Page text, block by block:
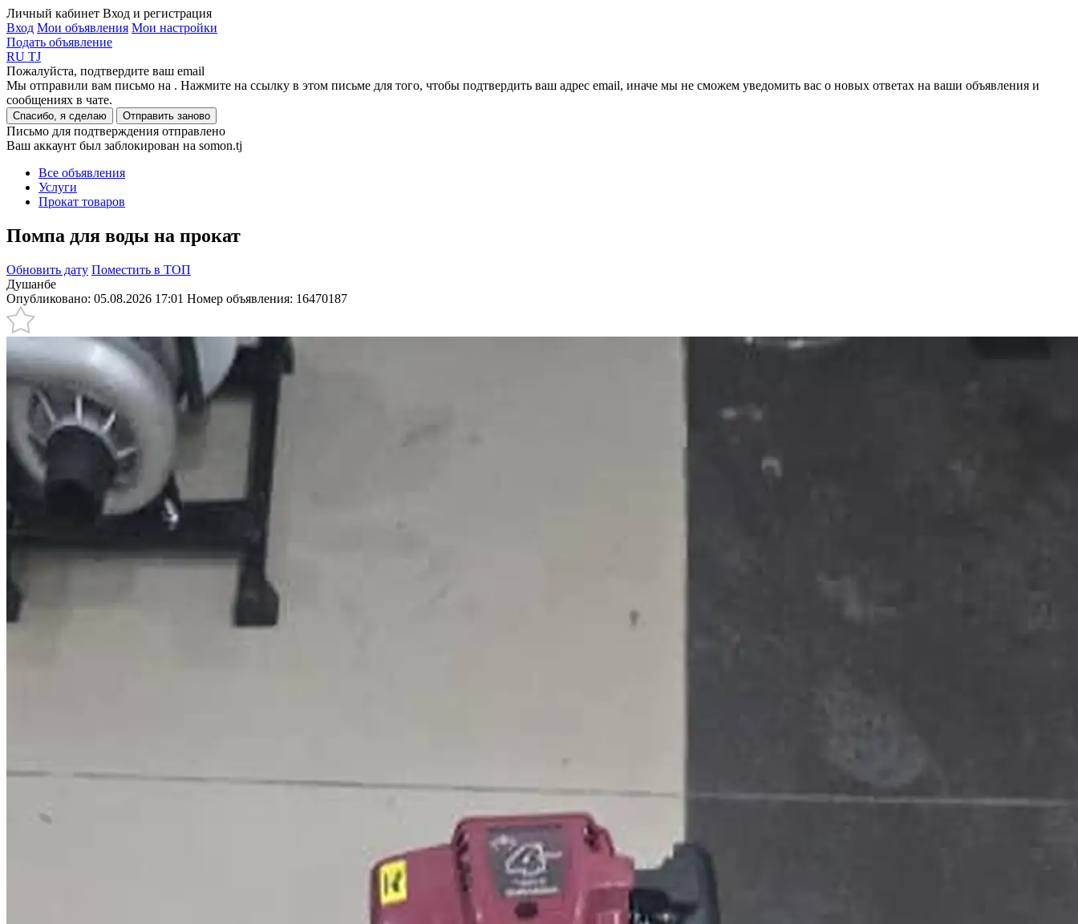
Личный кабинет Вход и регистрация
Вход Мои объявления Мои настройки
Подать объявление
RU TJ
Пожалуйста, подтвердите ваш email
Мы отправили вам письмо на . Нажмите на ссылку в этом письме для того, чтобы подтвердить ваш адрес email, иначе мы не сможем уведомить вас о новых ответах на ваши объявления и
сообщениях в чате.
Спасибо, я сделаю Отправить заново
Письмо для подтверждения отправлено
Ваш аккаунт был заблокирован на somon.tj
Все объявления
Услуги
Прокат товаров
Помпа для воды на прокат
Обновить дату Поместить в ТОП
Душанбе
Опубликовано: 05.08.2026 17:01 Номер объявления: 16470187